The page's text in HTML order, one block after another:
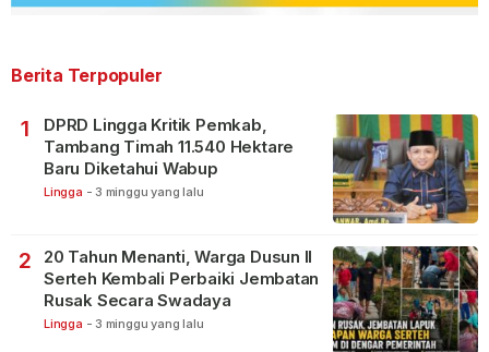
Berita Terpopuler
1
DPRD Lingga Kritik Pemkab,
Tambang Timah 11.540 Hektare
Baru Diketahui Wabup
Lingga - 3 minggu yang lalu
2
20 Tahun Menanti, Warga Dusun II
Serteh Kembali Perbaiki Jembatan
Rusak Secara Swadaya
Lingga - 3 minggu yang lalu